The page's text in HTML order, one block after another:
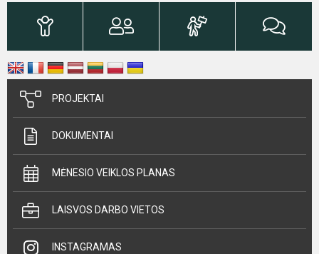
PROJEKTAI
DOKUMENTAI
MĖNESIO VEIKLOS PLANAS
LAISVOS DARBO VIETOS
INSTAGRAMAS